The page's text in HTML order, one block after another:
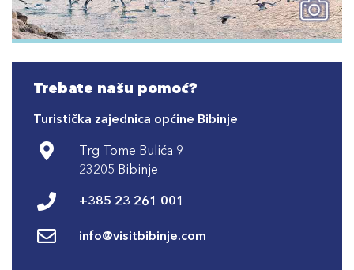
Trebate našu pomoć?
Turistička zajednica općine Bibinje
Trg Tome Bulića 9
23205 Bibinje
+385 23 261 001
info@visitbibinje.com